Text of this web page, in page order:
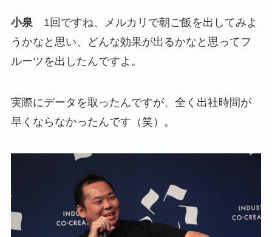
小泉1回ですね、メルカリで朝ご飯を出してみよ
うかなと思い、どんな効果が出るかなと思ってフ
ルーツを出したんですよ。
実際にデータを取ったんですが、全く出社時間が
早くならなかったんです（笑）。